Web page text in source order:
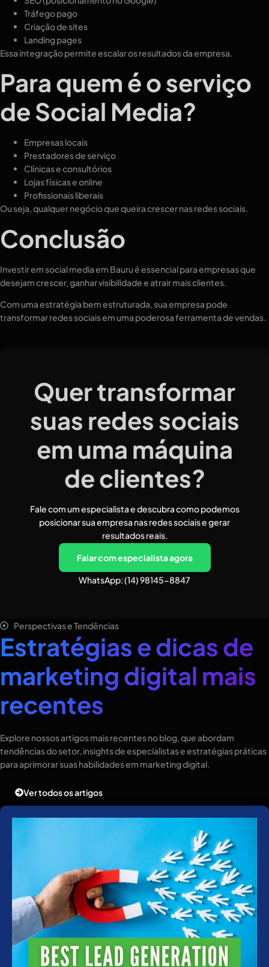
Tráfego pago
Criação de sites
Landing pages
Essa integração permite escalar os resultados da empresa.
Para quem é o serviço
de Social Media?
Empresas locais
Prestadores de serviço
Clínicas e consultórios
Lojas físicas e online
Profissionais liberais
Ou seja, qualquer negócio que queira crescer nas redes sociais.
Conclusão
Investir em social media em Bauru é essencial para empresas que
desejam crescer, ganhar visibilidade e atrair mais clientes.
Com uma estratégia bem estruturada, sua empresa pode
transformar redes sociais em uma poderosa ferramenta de vendas.
Quer transformar
suas redes sociais
em uma máquina
de clientes?
Fale com um especialista e descubra como podemos
posicionar sua empresa nas redes sociais e gerar
resultados reais.
Falar com especialista agora
WhatsApp: (14) 98145-8847
Perspectivas e Tendências
Estratégias e dicas de
marketing digital mais
recentes
Explore nossos artigos mais recentes no blog, que abordam
tendências do setor, insights de especialistas e estratégias práticas
para aprimorar suas habilidades em marketing digital.
Ver todos os artigos